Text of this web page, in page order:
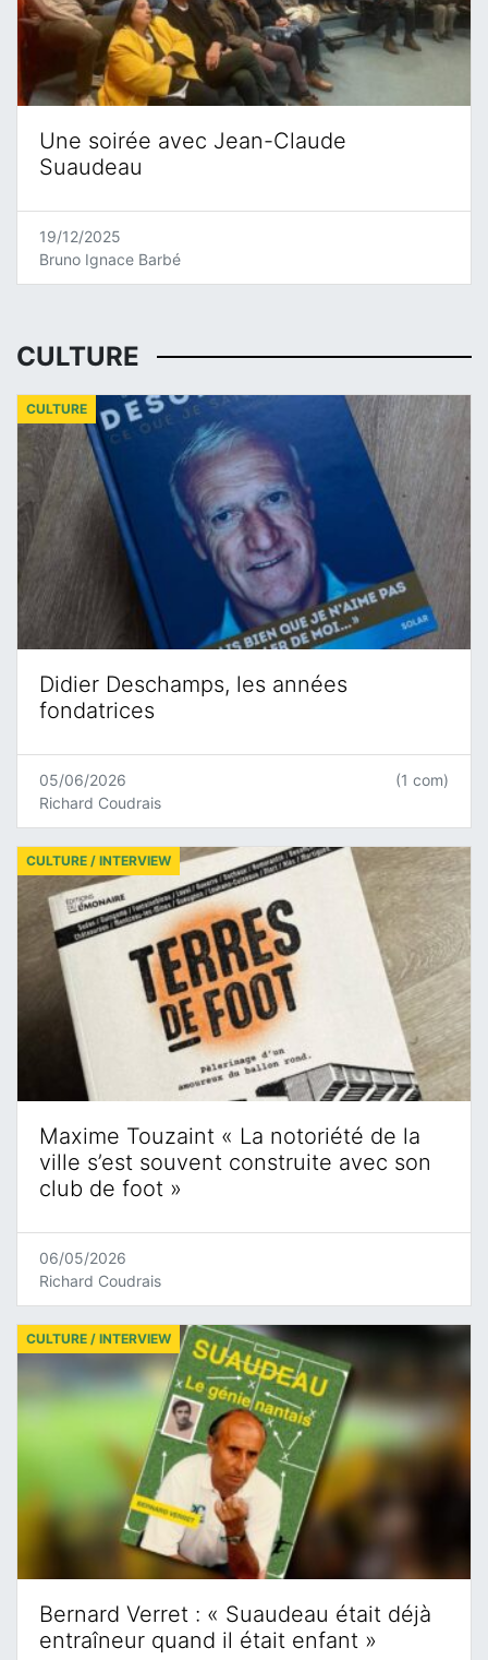
Une soirée avec Jean-Claude
Suaudeau
19/12/2025
Bruno Ignace Barbé
CULTURE
Didier Deschamps, les années
fondatrices
CULTURE
05/06/2026
Richard Coudrais
(1 com)
Maxime Touzaint « La notoriété de la
ville s’est souvent construite avec son
club de foot »
CULTURE / INTERVIEW
06/05/2026
Richard Coudrais
Bernard Verret : « Suaudeau était déjà
entraîneur quand il était enfant »
CULTURE / INTERVIEW